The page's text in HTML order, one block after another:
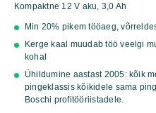
Kompaktne 12 V aku, 3,0 Ah
Min 20% pikem tööaeg,
Kerge kaal muudab töö veelgi
kohal
Ühildumine aastast 2005: kõik
pingeklassis kõikidele sama
Boschi profitööriistadele.